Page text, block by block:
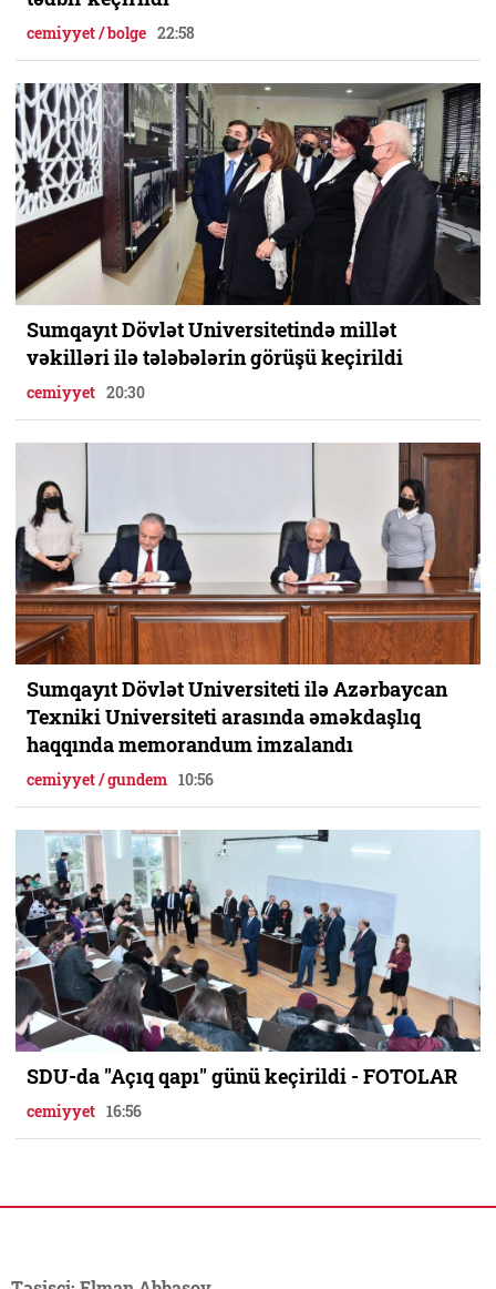
cemiyyet / bolge 22:58
Sumqayıt Dövlət Universitetində millət
vəkilləri ilə tələbələrin görüşü keçirildi
cemiyyet 20:30
Sumqayıt Dövlət Universiteti ilə Azərbaycan
Texniki Universiteti arasında əməkdaşlıq
haqqında memorandum imzalandı
cemiyyet / gundem 10:56
SDU-da "Açıq qapı" günü keçirildi - FOTOLAR
cemiyyet 16:56